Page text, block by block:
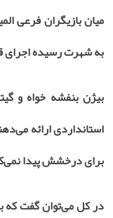
میان بازیگران فرعی
به شهرت رسیده اجرای
بیژن بنفشه خواه و
استانداردی ارائه
برای درخشش پیدا
در کل می‌توان گفت که